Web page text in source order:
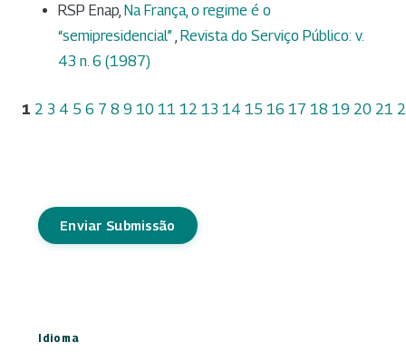
RSP Enap, Na França, o regime é o
“semipresidencial” Revista do Serviço Público: v.
43 n. 6 (1987)
1 2 3 4 5 6 7 8 9 10 11 12 13 14 15 16 17 18 19 20 21
Enviar Submissão
Idioma